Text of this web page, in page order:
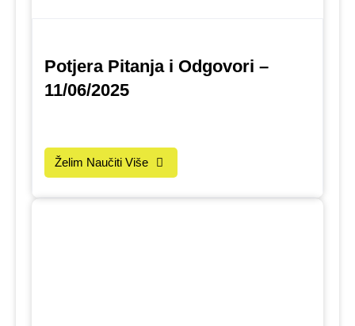
Potjera Pitanja i Odgovori –
11/06/2025
Želim Naučiti Više